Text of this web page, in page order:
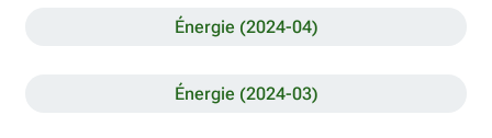
Énergie (2024-04)
Énergie (2024-03)